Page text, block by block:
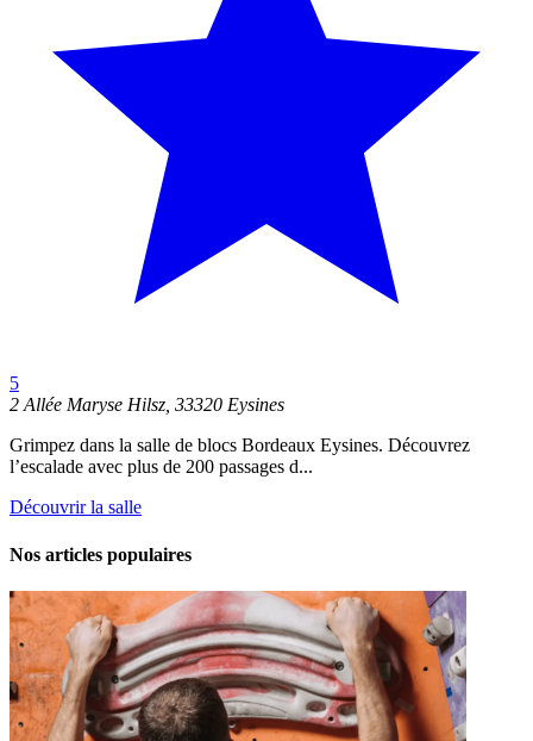
5
2 Allée Maryse Hilsz, 33320 Eysines
Grimpez dans la salle de blocs Bordeaux Eysines. Découvrez
l’escalade avec plus de 200 passages d...
Découvrir la salle
Nos articles populaires